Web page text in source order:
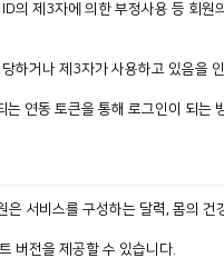
제3자에 의한 부정사용 등 회
거나 제3자가 사용하고 있음을
연동 토큰을 통해 로그인이 되는
서비스를 구성하는 달력, 몸의
버전을 제공할 수 있습니다.